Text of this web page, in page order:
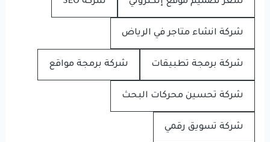
شركة انشاء متاجر في الرياض
شركة برمجة تطبيقات شركة برمجة مواقع
شركة تحسين محركات البحث
شركة تسويق رقمي